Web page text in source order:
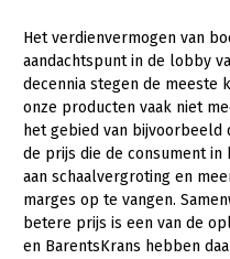
Sterk ondernemerschap
Transitiepaden
Thema’s
Gezonde planten
Gezonde dieren
Natuur, klimaat en
Het verdienvermogen van
aandachtspunt in de lobby
decennia stegen de meeste
onze producten vaak niet
het gebied van
de prijs die de consument
aan schaalvergroting en
marges op te vangen.
betere prijs is een van de
en BarentsKrans hebben